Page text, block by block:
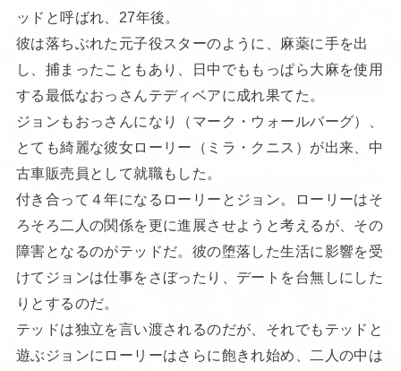
ッドと呼ばれ、27年後。
彼は落ちぶれた元子役スターのように、麻薬に手を出
し、捕まったこともあり、日中でももっぱら大麻を使用
する最低なおっさんテディベアに成れ果てた。
ジョンもおっさんになり（マーク・ウォールバーグ）、
とても綺麗な彼女ローリー（ミラ・クニス）が出来、中
古車販売員として就職もした。
付き合って４年になるローリーとジョン。ローリーはそ
ろそろ二人の関係を更に進展させようと考えるが、その
障害となるのがテッドだ。彼の堕落した生活に影響を受
けてジョンは仕事をさぼったり、デートを台無しにした
りとするのだ。
テッドは独立を言い渡されるのだが、それでもテッドと
遊ぶジョンにローリーはさらに飽きれ始め、二人の中は